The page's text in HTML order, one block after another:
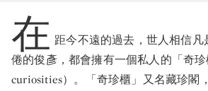
在 距今不遠的過去，世人相信凡
倦的俊彥，都會擁有一個私人的「奇
curiosities）。「奇珍櫃」又名藏珍閣